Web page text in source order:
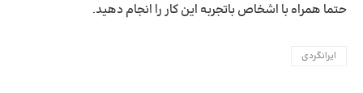
حتما همراه با اشخاص باتجربه این کار را انجام دهید.
ایرانگردی